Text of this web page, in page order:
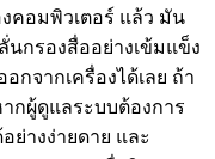
คอมพิวเตอร์ แล้ว มัน
กรองสื่ออย่างเข้มแข็ง
กจากเครื่องได้เลย ถ้า
กผู้ดูแลระบบต้องการ
ย่างง่ายดาย และ